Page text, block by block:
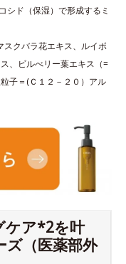
シド（保湿）で形成するミ
クバラ花エキス、ルイボ
、ビルべリー葉エキス（=
子＝(Ｃ１２－２０）アル
ケア*2を叶
ズ（医薬部外